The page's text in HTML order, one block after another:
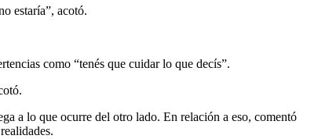
estaría”, acotó.
como “tenés que cuidar lo que decís”.
a lo que ocurre del otro lado. En relación a eso, comentó